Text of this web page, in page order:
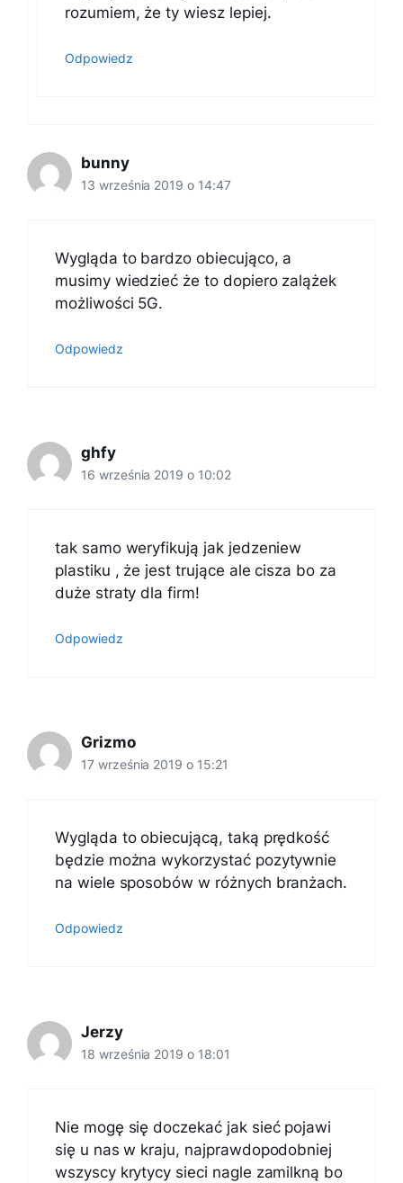
rozumiem, że ty wiesz lepiej.
Odpowiedz
bunny
13 września 2019 o 14:47
Wygląda to bardzo obiecująco, a
musimy wiedzieć że to dopiero zalążek
możliwości 5G.
Odpowiedz
ghfy
16 września 2019 o 10:02
tak samo weryfikują jak jedzeniew
plastiku , że jest trujące ale cisza bo za
duże straty dla firm!
Odpowiedz
Grizmo
17 września 2019 o 15:21
Wygląda to obiecującą, taką prędkość
będzie można wykorzystać pozytywnie
na wiele sposobów w różnych branżach.
Odpowiedz
Jerzy
18 września 2019 o 18:01
Nie mogę się doczekać jak sieć pojawi
się u nas w kraju, najprawdopodobniej
wszyscy krytycy sieci nagle zamilkną bo